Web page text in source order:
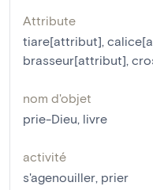
Attribute
tiare[attribut]
brasseur[attribut]
nom d'objet
prie-Dieu livre
activité
s'agenouiller prier